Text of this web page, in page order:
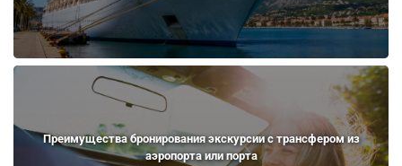
Преимущества бронирования экскурсии с трансфером из
аэропорта или порта